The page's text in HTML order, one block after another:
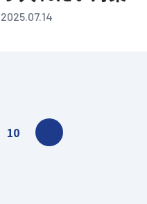
2025.07.14
10